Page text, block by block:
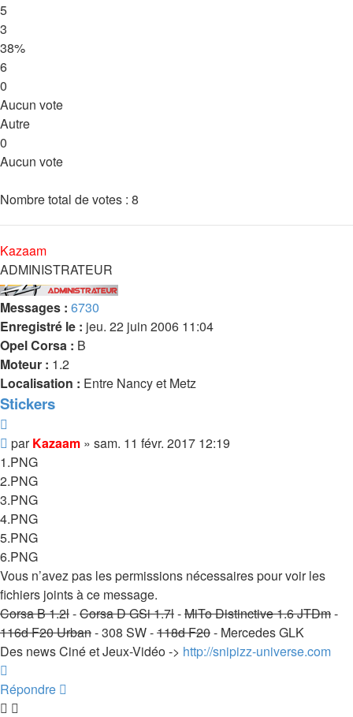
5
3
38%
6
0
Aucun vote
Autre
0
Aucun vote
Nombre total de votes : 8
Kazaam
ADMINISTRATEUR
Messages : 6730
Enregistré le : jeu. 22 juin 2006 11:04
Opel Corsa : B
Moteur : 1.2
Localisation : Entre Nancy et Metz
Stickers
Message
parKazaam » sam. 11 févr. 2017 12:19
1.PNG
2.PNG
3.PNG
4.PNG
5.PNG
6.PNG
Vous n’avez pas les permissions nécessaires pour voir les
fichiers joints à ce message.
Corsa B 1.2l-Corsa D GSi 1.7l-MiTo Distinctive 1.6 JTDm-
116d F20 Urban- 308 SW -118d F20- Mercedes GLK
Des news Ciné et Jeux-Vidéo -> http://snipizz-universe.com
Répondre